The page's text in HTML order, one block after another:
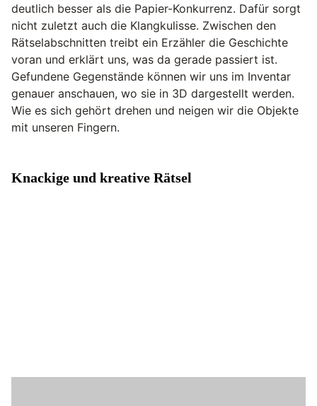
deutlich besser als die Papier-Konkurrenz. Dafür sorgt
nicht zuletzt auch die Klangkulisse. Zwischen den
Rätselabschnitten treibt ein Erzähler die Geschichte
voran und erklärt uns, was da gerade passiert ist.
Gefundene Gegenstände können wir uns im Inventar
genauer anschauen, wo sie in 3D dargestellt werden.
Wie es sich gehört drehen und neigen wir die Objekte
mit unseren Fingern.
Knackige und kreative Rätsel